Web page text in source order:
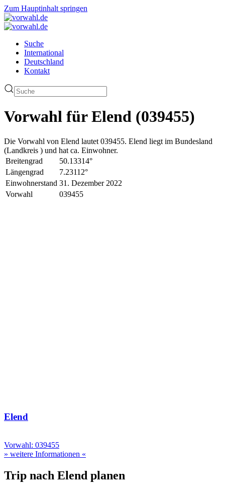
Zum Hauptinhalt springen
Suche
International
Deutschland
Kontakt
Vorwahl für Elend (039455)
Die Vorwahl von Elend lautet 039455. Elend liegt im Bundesland
(Landkreis ) und hat ca. Einwohner.
Breitengrad
50.13314°
Längengrad
7.23112°
Einwohnerstand 31. Dezember 2022
Vorwahl
039455
Elend
Vorwahl: 039455
» weitere Informationen «
Trip nach Elend planen